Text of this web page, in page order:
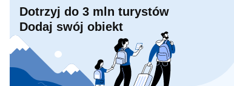
Dotrzyj do 3 mln turystów
Dodaj swój obiekt